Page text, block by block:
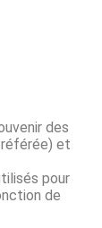
des
et
pour
de